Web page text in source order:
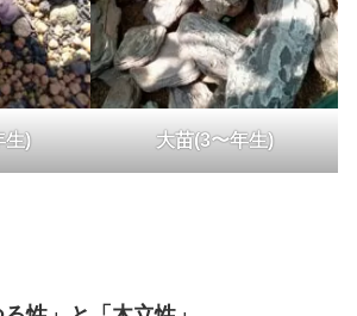
生) 大苗(3〜年生)